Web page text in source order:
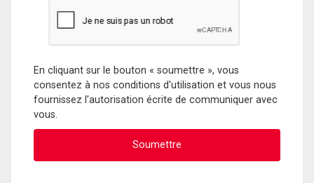
En cliquant sur le bouton « soumettre », vous
consentez à nos conditions d'utilisation et vous nous
fournissez l'autorisation écrite de communiquer avec
vous.